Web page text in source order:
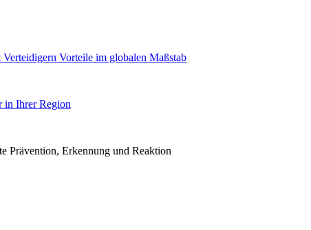
Vorteile im globalen Maßstab
in Ihrer Region
Prävention, Erkennung und Reaktion